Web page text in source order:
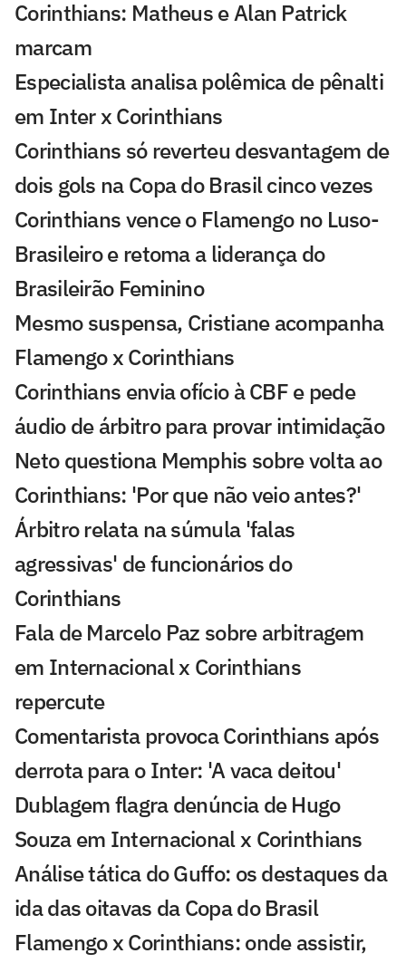
Corinthians: Matheus e Alan Patrick
marcam
Especialista analisa polêmica de pênalti
em Inter x Corinthians
Corinthians só reverteu desvantagem de
dois gols na Copa do Brasil cinco vezes
Corinthians vence o Flamengo no Luso-
Brasileiro e retoma a liderança do
Brasileirão Feminino
Mesmo suspensa, Cristiane acompanha
Flamengo x Corinthians
Corinthians envia ofício à CBF e pede
áudio de árbitro para provar intimidação
Neto questiona Memphis sobre volta ao
Corinthians: 'Por que não veio antes?'
Árbitro relata na súmula 'falas
agressivas' de funcionários do
Corinthians
Fala de Marcelo Paz sobre arbitragem
em Internacional x Corinthians
repercute
Comentarista provoca Corinthians após
derrota para o Inter: 'A vaca deitou'
Dublagem flagra denúncia de Hugo
Souza em Internacional x Corinthians
Análise tática do Guffo: os destaques da
ida das oitavas da Copa do Brasil
Flamengo x Corinthians: onde assistir,